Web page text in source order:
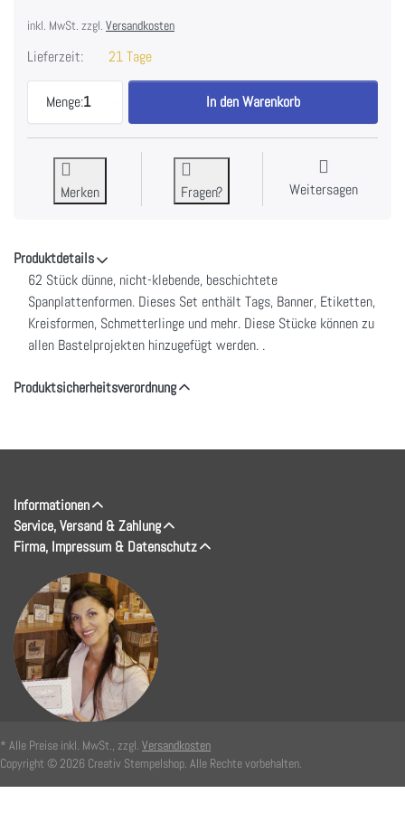
inkl. MwSt. zzgl. Versandkosten
Lieferzeit: 21 Tage
Menge:1
Vintage Artistry Tranquility Chipboard Set-62/Pkg
In den Warenkorb
Merken Fragen? Weitersagen
Produktdetails
62 Stück dünne, nicht-klebende, beschichtete
Spanplattenformen. Dieses Set enthält Tags, Banner, Etiketten,
Kreisformen, Schmetterlinge und mehr. Diese Stücke können zu
allen Bastelprojekten hinzugefügt werden. .
Produktsicherheitsverordnung
Informationen
Service, Versand & Zahlung
Firma, Impressum & Datenschutz
* Alle Preise inkl. MwSt., zzgl. Versandkosten
Copyright © 2026 Creativ Stempelshop. Alle Rechte vorbehalten.